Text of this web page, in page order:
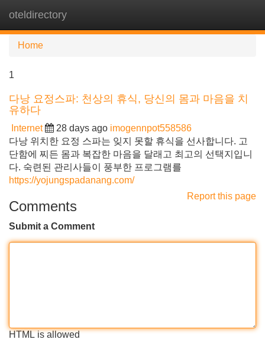
oteldirectory
Home
1
다낭 요정스파: 천상의 휴식, 당신의 몸과 마음을 치
유하다
Internet 28 days ago imogennpot558586
다낭 위치한 요정 스파는 잊지 못할 휴식을 선사합니다. 고
단함에 찌든 몸과 복잡한 마음을 달래고 최고의 선택지입니
다. 숙련된 관리사들이 풍부한 프로그램를
https://yojungspadanang.com/
Report this page
Comments
Submit a Comment
HTML is allowed